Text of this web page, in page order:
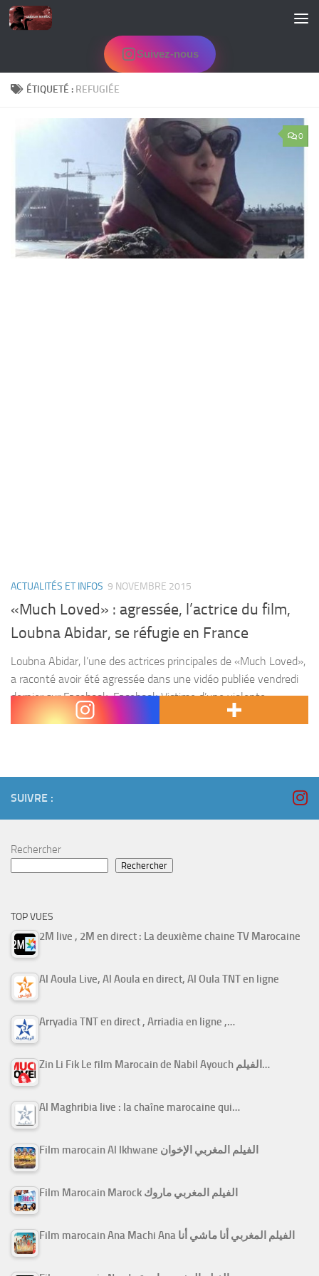
Skip to content
Suivez-nous
ÉTIQUETÉ : REFUGIÉE
0
ACTUALITÉS ET INFOS 9 NOVEMBRE 2015
«Much Loved» : agressée, l’actrice du film,
Loubna Abidar, se réfugie en France
Loubna Abidar, l’une des actrices principales de «Much Loved»,
a raconté avoir été agressée dans une vidéo publiée vendredi
dernier sur Facebook. Facebook Victime d’une violente
agression jeudi soir au Maroc, Loubna Abidar,principale actrice...
SUIVRE :
Rechercher
Rechercher
TOP VUES
2M live , 2M en direct : La deuxième chaine TV Marocaine
Al Aoula Live, Al Aoula en direct, Al Oula TNT en ligne
Arryadia TNT en direct , Arriadia en ligne ,…
Zin Li Fik Le film Marocain de Nabil Ayouch الفيلم…
Al Maghribia live : la chaîne marocaine qui…
Film marocain Al Ikhwane الفيلم المغربي الإخوان
Film Marocain Marock الفيلم المغربي ماروك
Film marocain Ana Machi Ana الفيلم المغربي أنا ماشي أنا